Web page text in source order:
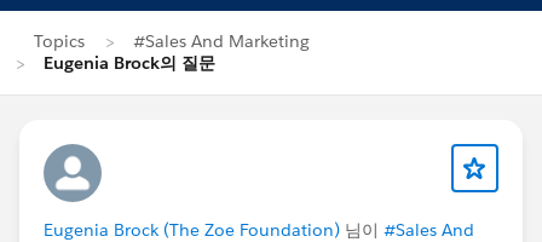
Topics
#Sales And Marketing
Eugenia Brock의 질문
Eugenia Brock (The Zoe Foundation) 님이 #Sales And